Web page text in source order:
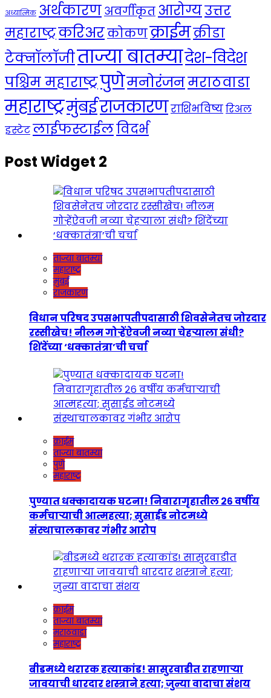
अध्यात्मिक अर्थकारणअवर्गीकृत आरोग्यउत्तर
महाराष्ट्रकरिअरकोकणक्राईमक्रीडा
टेक्नॉलॉजीताज्या बातम्यादेश-विदेश
पश्चिम महाराष्ट्रपुणेमनोरंजनमराठवाडा
महाराष्ट्रमुंबईराजकारणराशिभविष्यरिअल
इस्टेटलाईफस्टाईलविदर्भ
Post Widget 2
ताज्या बातम्या
महाराष्ट्र
मुंबई
राजकारण
विधान परिषद उपसभापतीपदासाठी शिवसेनेतच जोरदार
रस्सीखेच! नीलम गोऱ्हेंऐवजी नव्या चेहऱ्याला संधी?
शिंदेंच्या ‘धक्कातंत्रा’ची चर्चा
क्राईम
ताज्या बातम्या
पुणे
महाराष्ट्र
पुण्यात धक्कादायक घटना! निवारागृहातील २६ वर्षीय
कर्मचाऱ्याची आत्महत्या; सुसाईड नोटमध्ये
संस्थाचालकावर गंभीर आरोप
क्राईम
ताज्या बातम्या
मराठवाडा
महाराष्ट्र
बीडमध्ये थरारक हत्याकांड! सासुरवाडीत राहणाऱ्या
जावयाची धारदार शस्त्राने हत्या; जुन्या वादाचा संशय